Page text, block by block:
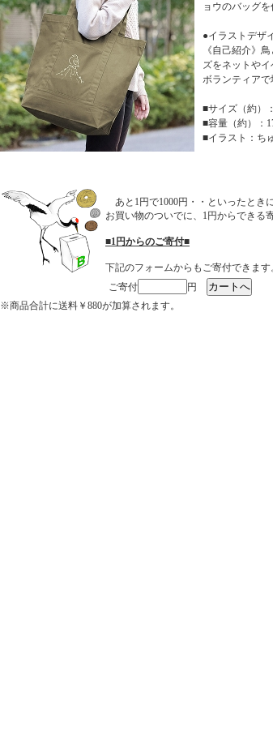
ョウのバッグを
●イラストデザ
《自己紹介》
ズをネットやイ
ボランティアで
■サイズ（約）
■容量（約）：
■イラスト：ち
あと1円で1000円・・といったときに
お買い物のついでに、1円からできる
■1円からのご寄付■
下記のフォームからもご寄付できます
ご寄付
円
※商品合計に送料￥880が加算されます。